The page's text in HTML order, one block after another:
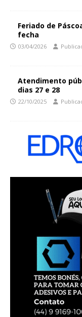
Feriado de
fecha
03/04/2026
Atendimento
dias 27 e 28
22/10/2025